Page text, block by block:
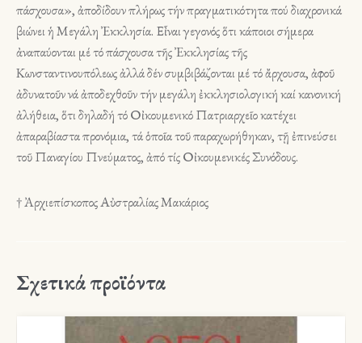
πάσχουσα», ἀποδίδουν πλήρως τήν πραγματικότητα πού διαχρονικά
βιώνει ἡ Μεγάλη Ἐκκλησία. Εἶναι γεγονός ὅτι κάποιοι σήμερα
ἀναπαύονται μέ τό πάσχουσα τῆς Ἐκκλησίας τῆς
Κωνσταντινουπόλεως ἀλλά δέν συμβιβάζονται μέ τό ἄρχουσα, ἀφοῦ
ἀδυνατοῦν νά ἀποδεχθοῦν τήν μεγάλη ἐκκλησιολογική καί κανονική
ἀλήθεια, ὅτι δηλαδή τό Οἰκουμενικό Πατριαρχεῖο κατέχει
ἀπαραβίαστα προνόμια, τά ὁποῖα τοῦ παραχωρήθηκαν, τῇ ἐπινεύσει
τοῦ Παναγίου Πνεύματος, ἀπό τίς Οἰκουμενικές Συνόδους.
† Ἀρχιεπίσκοπος Αὐστραλίας Μακάριος
Σχετικά προϊόντα